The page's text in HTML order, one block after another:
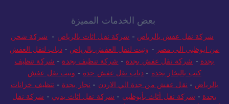
بعض الخدمات المميزة
شركة نقل عفش بالرياض -شركة نقل اثاث بالرياض -
شركة شحن
من ابوظبي الى مصر-ونيت لنقل العفش بالرياض- دباب لنقل العفش
بجدة- شركة نقل عفش بجدة- شركة تنظيف بجدة-شركة تنظيف
كنب بالبخار بجدة - دباب نقل عفش جدة- ونيت نقل عفش
بالرياض -نقل عفش من جدة الي الاردن-نجار بجدة-
تنظيف خزانات